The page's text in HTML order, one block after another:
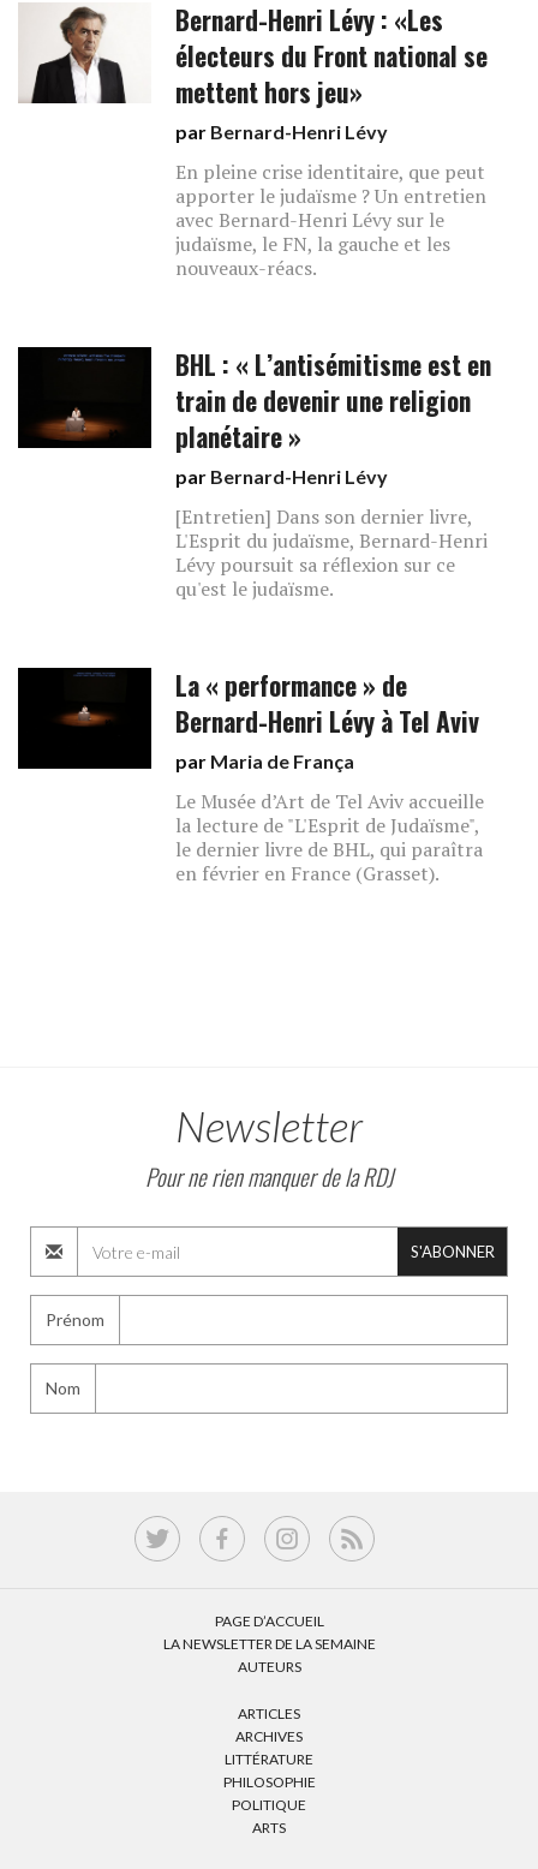
Bernard-Henri Lévy : «Les
électeurs du Front national se
mettent hors jeu»
par Bernard-Henri Lévy
En pleine crise identitaire, que peut
apporter le judaïsme ? Un entretien
avec Bernard-Henri Lévy sur le
judaïsme, le FN, la gauche et les
nouveaux-réacs.
BHL : « L’antisémitisme est en
train de devenir une religion
planétaire »
par Bernard-Henri Lévy
[Entretien] Dans son dernier livre,
L'Esprit du judaïsme, Bernard-Henri
Lévy poursuit sa réflexion sur ce
qu'est le judaïsme.
La « performance » de
Bernard-Henri Lévy à Tel Aviv
par Maria de França
Le Musée d’Art de Tel Aviv accueille
la lecture de "L'Esprit de Judaïsme",
le dernier livre de BHL, qui paraîtra
en février en France (Grasset).
Newsletter
Pour ne rien manquer de la RDJ
S'ABONNER
Prénom
Nom
PAGE D’ACCUEIL
LA NEWSLETTER DE LA SEMAINE
AUTEURS
ARTICLES
ARCHIVES
LITTÉRATURE
PHILOSOPHIE
POLITIQUE
ARTS